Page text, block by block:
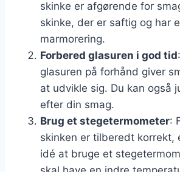
skinke er afgørende for
skinke, der er saftig og har
marmorering.
Forbered glasuren i god tid
glasuren på forhånd giver
at udvikle sig. Du kan også
efter din smag.
Brug et stegetermometer:
skinken er tilberedt korrekt,
idé at bruge et